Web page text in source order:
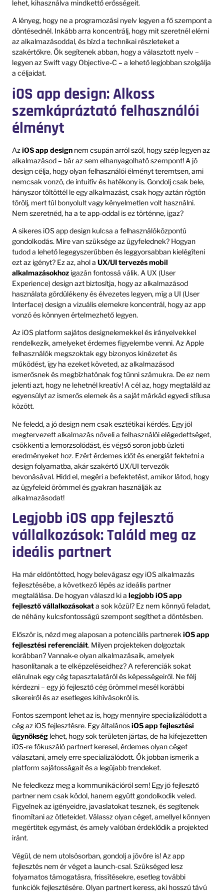
lehet, kihasználva mindkettő erősségeit.
A lényeg, hogy ne a programozási nyelv legyen a fő szempont a
döntésednél. Inkább arra koncentrálj, hogy mit szeretnél elérni
az alkalmazásoddal, és bízd a technikai részleteket a
szakértőkre. Ők segítenek abban, hogy a választott nyelv –
legyen az Swift vagy Objective-C – a lehető legjobban szolgálja
a céljaidat.
iOS app design: Alkoss
szemkápráztató felhasználói
élményt
Az iOS app design nem csupán arról szól, hogy szép legyen az
alkalmazásod – bár az sem elhanyagolható szempont! A jó
design célja, hogy olyan felhasználói élményt teremtsen, ami
nemcsak vonzó, de intuitív és hatékony is. Gondolj csak bele,
hányszor töltöttél le egy alkalmazást, csak hogy aztán rögtön
törölj, mert túl bonyolult vagy kényelmetlen volt használni.
Nem szeretnéd, ha a te app-oddal is ez történne, igaz?
A sikeres iOS app design kulcsa a felhasználóközpontú
gondolkodás. Mire van szüksége az ügyfelednek? Hogyan
tudod a lehető legegyszerűbben és leggyorsabban kielégíteni
ezt az igényt? Ez az, ahol a UX/UI tervezés mobil
alkalmazásokhoz igazán fontossá válik. A UX (User
Experience) design azt biztosítja, hogy az alkalmazásod
használata gördülékeny és élvezetes legyen, míg a UI (User
Interface) design a vizuális elemekre koncentrál, hogy az app
vonzó és könnyen értelmezhető legyen.
Az iOS platform sajátos designelemekkel és irányelvekkel
rendelkezik, amelyeket érdemes figyelembe venni. Az Apple
felhasználók megszoktak egy bizonyos kinézetet és
működést, így ha ezeket követed, az alkalmazásod
ismerősnek és megbízhatónak fog tűnni számukra. De ez nem
jelenti azt, hogy ne lehetnél kreatív! A cél az, hogy megtaláld az
egyensúlyt az ismerős elemek és a saját márkád egyedi stílusa
között.
Ne feledd, a jó design nem csak esztétikai kérdés. Egy jól
megtervezett alkalmazás növeli a felhasználói elégedettséget,
csökkenti a lemorzsolódást, és végső soron jobb üzleti
eredményeket hoz. Ezért érdemes időt és energiát fektetni a
design folyamatba, akár szakértő UX/UI tervezők
bevonásával. Hidd el, megéri a befektetést, amikor látod, hogy
az ügyfeleid örömmel és gyakran használják az
alkalmazásodat!
Legjobb iOS app fejlesztő
vállalkozások: Találd meg az
ideális partnert
Ha már eldöntötted, hogy belevágasz egy iOS alkalmazás
fejlesztésébe, a következő lépés az ideális partner
megtalálása. De hogyan válaszd ki a legjobb iOS app
fejlesztő vállalkozásokata sok közül? Ez nem könnyű feladat,
de néhány kulcsfontosságú szempont segíthet a döntésben.
Először is, nézd meg alaposan a potenciális partnerek iOS app
fejlesztési referenciáit. Milyen projekteken dolgoztak
korábban? Vannak-e olyan alkalmazásaik, amelyek
hasonlítanak a te elképzeléseidhez? A referenciák sokat
elárulnak egy cég tapasztalatáról és képességeiről. Ne félj
kérdezni – egy jó fejlesztő cég örömmel mesél korábbi
sikereiről és az esetleges kihívásokról is.
Fontos szempont lehet az is, hogy mennyire specializálódott a
cég az iOS fejlesztésre. Egy általánosiOS app fejlesztési
ügynökség lehet, hogy sok területen jártas, de ha kifejezetten
iOS-re fókuszáló partnert keresel, érdemes olyan céget
választani, amely erre specializálódott. Ők jobban ismerik a
platform sajátosságait és a legújabb trendeket.
Ne feledkezz meg a kommunikációról sem! Egy jó fejlesztő
partner nem csak kódol, hanem együtt gondolkodik veled.
Figyelnek az igényeidre, javaslatokat tesznek, és segítenek
finomítani az ötleteidet. Válassz olyan céget, amellyel könnyen
megértitek egymást, és amely valóban érdeklődik a projekted
iránt.
Végül, de nem utolsósorban, gondolj a jövőre is! Az app
fejlesztés nem ér véget a launch-csal. Szükséged lesz
folyamatos támogatásra, frissítésekre, esetleg további
funkciók fejlesztésére. Olyan partnert keress, aki hosszú távú